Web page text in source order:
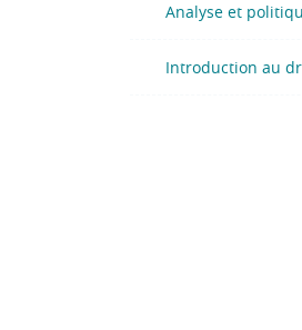
Analyse et
Introduction au